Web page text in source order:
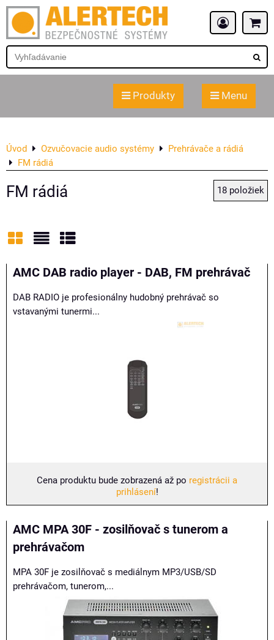
Produkty Menu
Úvod Ozvučovacie audio systémy
Prehrávače a rádiá
FM rádiá
FM rádiá 18 položiek
Mriežka
AMC DAB radio player - DAB, FM prehrávač
DAB RADIO je profesionálny hudobný prehrávač so
vstavanými tunermi...
Cena produktu bude zobrazená až po registrácii a
prihlásení!
AMC MPA 30F - zosilňovač s tunerom a
prehrávačom
MPA 30F je zosilňovač s mediálnym MP3/USB/SD
prehrávačom, tunerom,...